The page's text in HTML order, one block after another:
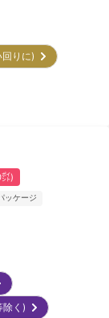
回りに)
)
ッケージ
除く)